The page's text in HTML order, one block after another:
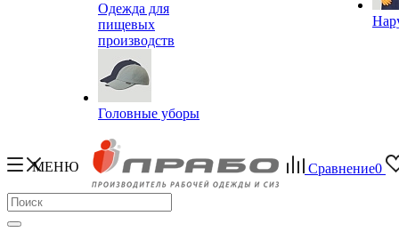
Одежда для
пищевых
производств
Головные уборы
МЕНЮ Сравнение0